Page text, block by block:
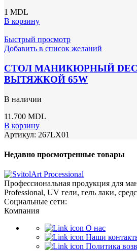
1 MDL
В корзину
Быстрый просмотр
Добавить в список желаний
СТОЛ МАНИКЮРНЫЙ
ВЫТЯЖКОЙ 65W
В наличии
11.700 MDL
В корзину
Артикул: 267LX01
Недавно просмотренные товары
Профессиональная продукция для
Professional, UV гели, гель лаки,
Социальные сети:
Компания
О нас
Наши
Политика